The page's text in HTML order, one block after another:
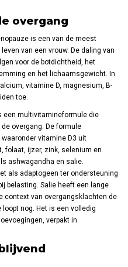
overgang
is een van de meest
van een vrouw. De daling van
voor de botdichtheid, het
en het lichaamsgewicht. In
vitamine D, magnesium, B-
toe.
een multivitamineformule die
overgang. De formule
vitamine D3 uit
folaat, ijzer, zink, selenium en
ashwagandha en salie.
als adaptogeen ter ondersteuning
belasting. Salie heeft een lange
context van overgangsklachten de
nog. Het is een volledig
verpakt in